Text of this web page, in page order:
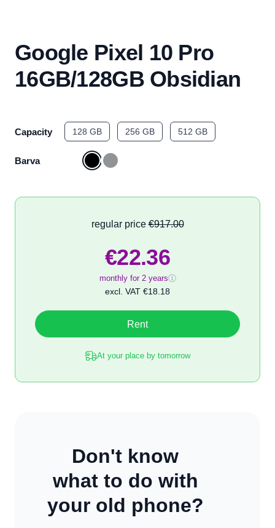
Google Pixel 10 Pro
16GB/128GB Obsidian
Capacity 128 GB 256 GB 512 GB
Barva
regular price€917.00
€22.36
monthly for 2 years
excl. VAT €18.18
Rent
At your place by tomorrow
Don't know
what to do with
your old phone?